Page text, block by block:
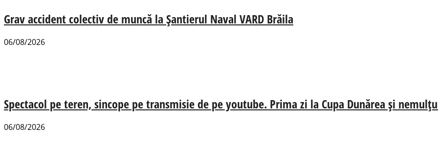
Grav accident colectiv de muncă la Șantierul Naval VARD Brăila
06/08/2026
Spectacol pe teren, sincope pe transmisie de pe youtube. Prima zi la Cupa Dunărea și
06/08/2026